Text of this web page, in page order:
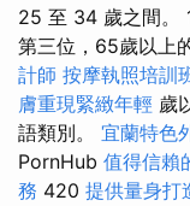
25 至 34 歲之間。
第三位，65歲以上
計師 按摩執照培訓
膚重現緊緻年輕 歲
語類別。 宜蘭特色
PornHub 值得信賴
務 420 提供量身打